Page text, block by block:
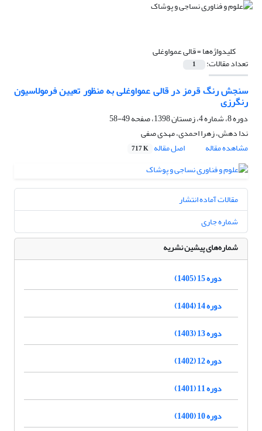
کلیدواژه‌ها =قالی عمواوغلی
تعداد مقالات: 1
سنجش رنگ قرمز در قالی عمواوغلی به منظور تعیین فرمولاسیون
رنگرزی
دوره 8، شماره 4، زمستان 1398، صفحه
49-58
ندا دهش، زهرا احمدی، مهدی صفی
مشاهده مقاله
اصل مقاله 717 K
مقالات آماده انتشار
شماره جاری
شماره‌های پیشین نشریه
دوره 15 (1405)
دوره 14 (1404)
دوره 13 (1403)
دوره 12 (1402)
دوره 11 (1401)
دوره 10 (1400)